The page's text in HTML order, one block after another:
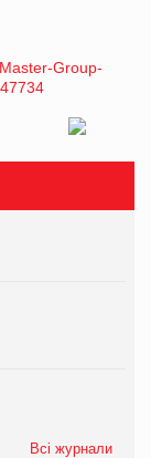
Всі журнали